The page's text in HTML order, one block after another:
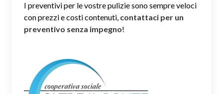
I preventivi per le vostre pulizie sono sempre veloci
con prezzi e costi contenuti, contattaci per un
preventivo senza impegno!